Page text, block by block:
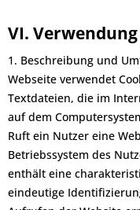
VI.
1. Beschreibung und
Webseite verwendet
Textdateien, die im
auf dem
Ruft ein Nutzer eine
Betriebssystem des
enthält eine
eindeutige